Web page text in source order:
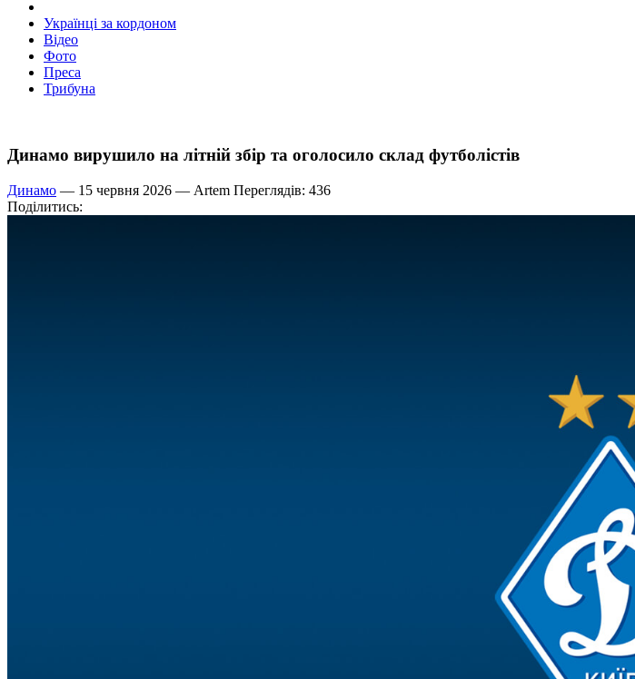
Українці за кордоном
Відео
Фото
Преса
Трибуна
Динамо вирушило на літній збір та оголосило склад футболістів
Динамо — 15 червня 2026 — Artem Переглядів: 436
Поділитись: